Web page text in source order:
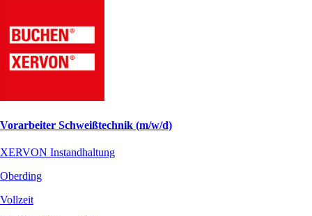
Vorarbeiter Schweißtechnik (m/w/d)
XERVON Instandhaltung
Oberding
Vollzeit